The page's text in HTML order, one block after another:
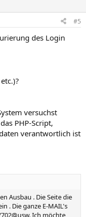
#5
des Login
versuchst
PHP-Script,
verantwortlich ist
Ausbau . Die Seite die
. Die ganze E-MAIL's
Ich möchte ,